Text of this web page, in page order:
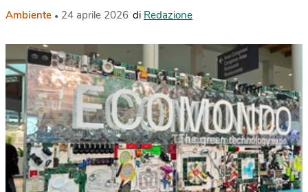
Ambiente 24 aprile 2026 di Redazione